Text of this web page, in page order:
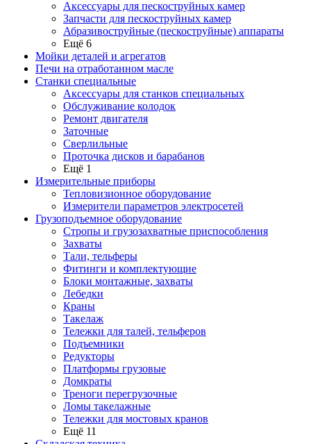
Аксессуары для пескоструйных камер
Запчасти для пескоструйных камер
Абразивоструйные (пескоструйные) аппараты
Ещё 6
Мойки деталей и агрегатов
Печи на отработанном масле
Станки специальные
Аксессуары для станков специальных
Обслуживание колодок
Ремонт двигателя
Заточные
Сверлильные
Проточка дисков и барабанов
Ещё 1
Измерительные приборы
Тепловизионное оборудование
Измерители параметров электросетей
Грузоподъемное оборудование
Стропы и грузозахватные приспособления
Захваты
Тали, тельферы
Фитинги и комплектующие
Блоки монтажные, захваты
Лебедки
Краны
Такелаж
Тележки для талей, тельферов
Подъемники
Редукторы
Платформы грузовые
Домкраты
Треноги перегрузочные
Ломы такелажные
Тележки для мостовых кранов
Ещё 11